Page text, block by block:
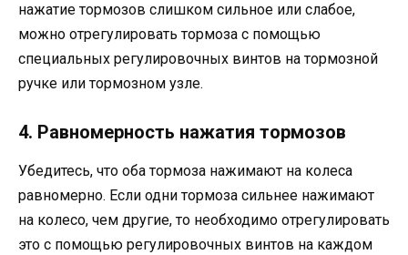
нажатие тормозов слишком сильное или слабое,
можно отрегулировать тормоза с помощью
специальных регулировочных винтов на тормозной
ручке или тормозном узле.
4. Равномерность нажатия тормозов
Убедитесь, что оба тормоза нажимают на колеса
равномерно. Если одни тормоза сильнее нажимают
на колесо, чем другие, то необходимо отрегулировать
это с помощью регулировочных винтов на каждом